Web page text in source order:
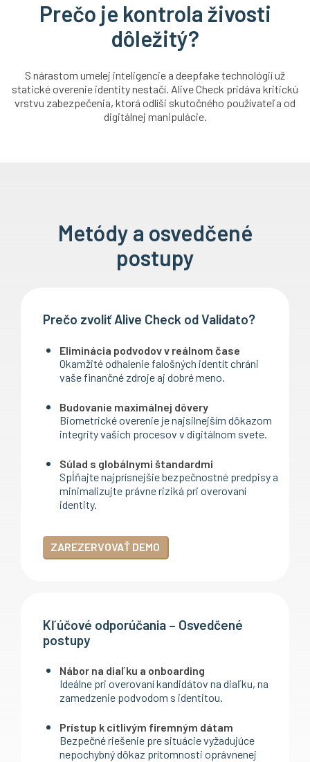
Prečo je kontrola živosti
dôležitý?
S nárastom umelej inteligencie a deepfake technológií už
statické overenie identity nestačí. Alive Check pridáva kritickú
vrstvu zabezpečenia, ktorá odlíši skutočného používateľa od
digitálnej manipulácie.
Metódy a osvedčené
postupy
Prečo zvoliť Alive Check od Validato?
Eliminácia podvodov v reálnom čase
Okamžité odhalenie falošných identít chráni
vaše finančné zdroje aj dobré meno.
Budovanie maximálnej dôvery
Biometrické overenie je najsilnejším dôkazom
integrity vašich procesov v digitálnom svete.
Súlad s globálnymi štandardmi
Spĺňajte najprísnejšie bezpečnostné predpisy a
minimalizujte právne riziká pri overovaní
identity.
ZAREZERVOVAŤ DEMO
Kľúčové odporúčania – Osvedčené
postupy
Nábor na diaľku a onboarding
Ideálne pri overovaní kandidátov na diaľku, na
zamedzenie podvodom s identitou.
Prístup k citlivým firemným dátam
Bezpečné riešenie pre situácie vyžadujúce
nepochybný dôkaz prítomnosti oprávnenej